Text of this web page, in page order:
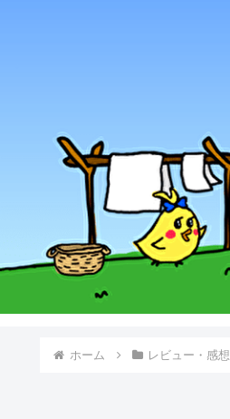
ホーム レビュー・感想